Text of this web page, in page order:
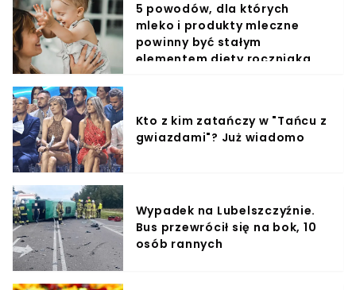
5 powodów, dla których
mleko i produkty mleczne
powinny być stałym
elementem diety roczniaka
Kto z kim zatańczy w "Tańcu z
gwiazdami"? Już wiadomo
Wypadek na Lubelszczyźnie.
Bus przewrócił się na bok, 10
osób rannych